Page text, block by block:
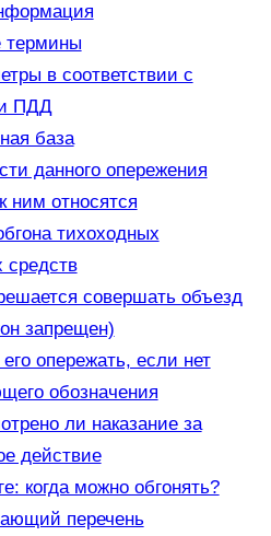
в соответствии с
ПДД
база
данного опережения
ним относятся
тихоходных
средств
совершать объезд
запрещен)
опережать, если нет
обозначения
ли наказание за
действие
когда можно обгонять?
перечень